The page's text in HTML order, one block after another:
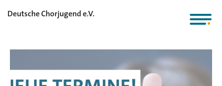
Deutsche Chorjugend e.V.